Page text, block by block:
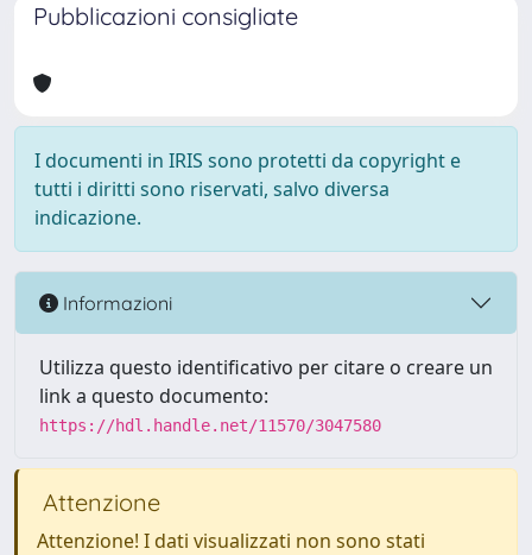
Pubblicazioni consigliate
I documenti in IRIS sono protetti da copyright e
tutti i diritti sono riservati, salvo diversa
indicazione.
Informazioni
Utilizza questo identificativo per citare o creare un
link a questo documento:
https://hdl.handle.net/11570/3047580
Attenzione
Attenzione! I dati visualizzati non sono stati